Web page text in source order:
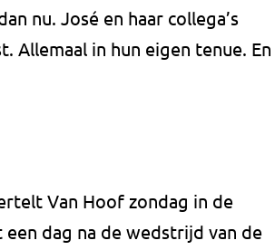
nu. José en haar collega’s
Allemaal in hun eigen tenue. En
Van Hoof zondag in de
dag na de wedstrijd van de